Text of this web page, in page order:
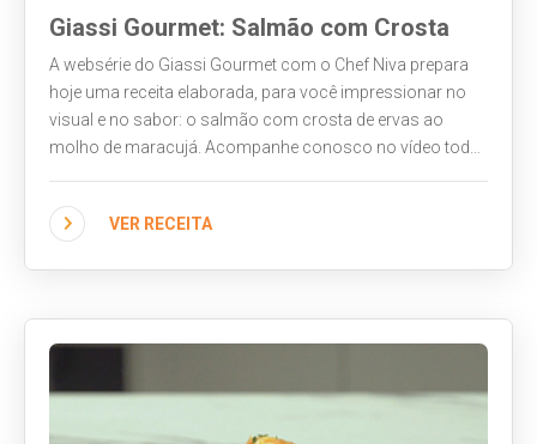
Giassi Gourmet: Salmão com Crosta
A websérie do Giassi Gourmet com o Chef Niva prepara
hoje uma receita elaborada, para você impressionar no
visual e no sabor: o salmão com crosta de ervas ao
molho de maracujá. Acompanhe conosco no vídeo toda
VER RECEITA